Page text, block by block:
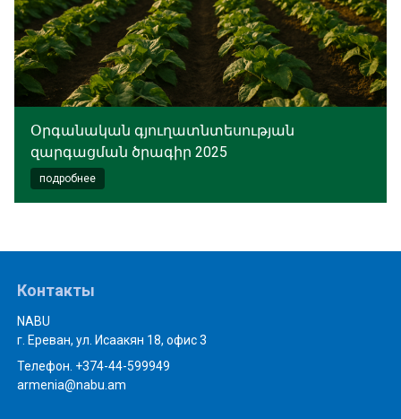
Օրգանական գյուղատնտեսության
զարգացման ծրագիր 2025
подробнее
Контакты
NABU
г. Ереван, ул. Исаакян 18, офис 3
Телефон. +374-44-599949
armenia@nabu.am